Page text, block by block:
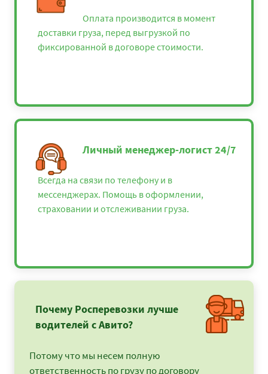
Оплата производится в момент
доставки груза, перед выгрузкой по
фиксированной в договоре стоимости.
Личный менеджер-логист 24/7
Всегда на связи по телефону и в
мессенджерах. Помощь в оформлении,
страховании и отслеживании груза.
Почему Росперевозки лучше
водителей с Авито?
Потому что мы несем полную
ответственность по грузу по договору